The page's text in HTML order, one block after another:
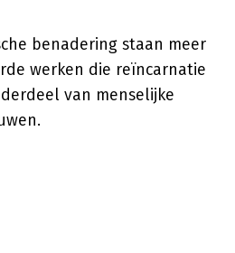
benadering staan meer
werken die reïncarnatie
van menselijke